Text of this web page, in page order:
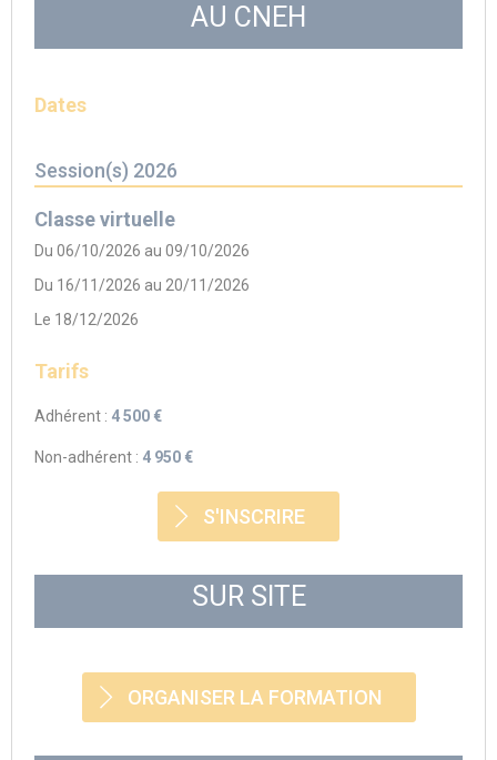
AU CNEH
Dates
Session(s) 2026
Classe virtuelle
Du 06/10/2026 au 09/10/2026
Du 16/11/2026 au 20/11/2026
Le 18/12/2026
Tarifs
Adhérent : 4 500 €
Non-adhérent : 4 950 €
S'INSCRIRE
SUR SITE
ORGANISER LA FORMATION